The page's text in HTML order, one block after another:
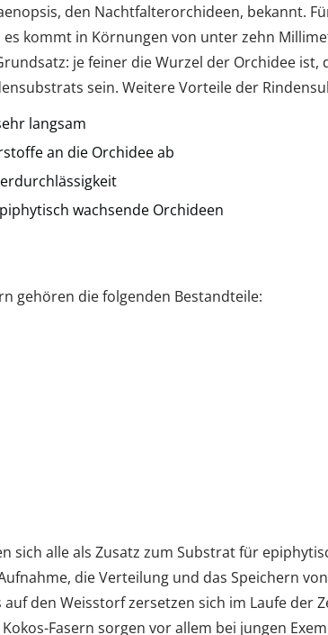
den Nachtfalterorchideen, bekannt.
kommt in Körnungen von unter zehn
je feiner die Wurzel der Orchidee ist,
sein. Weitere Vorteile der
langsam
an die Orchidee ab
wachsende Orchideen
gehören die folgenden Bestandteile:
sich alle als Zusatz zum Substrat für
die Verteilung und das Speichern
den Weisstorf zersetzen sich im Laufe der
Fasern sorgen vor allem bei jungen